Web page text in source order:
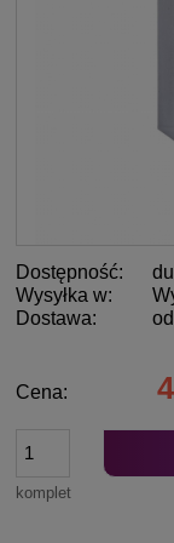
Dostępność:
Wysyłka w:
Dostawa:
Cena nie zawiera
Cena:
komplet